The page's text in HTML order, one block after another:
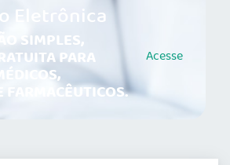
Eletrônica
SIMPLES,
PARA
FARMACÊUTICOS.
Acesse